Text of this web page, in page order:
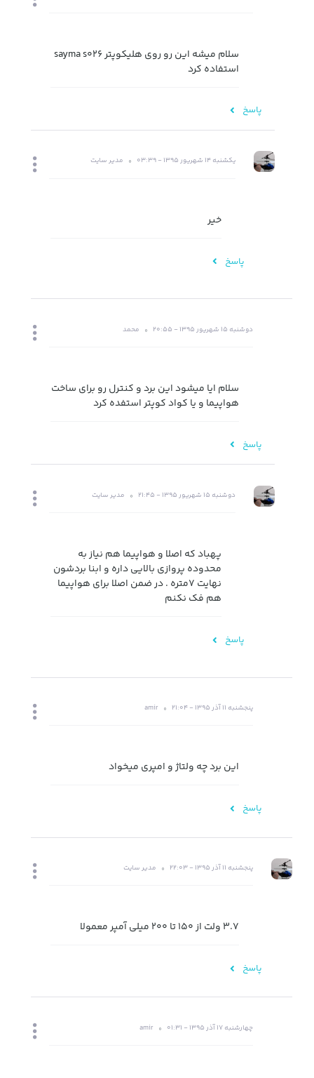
سلام میشه این رو روی هلیکوپتر sayma s026
استفاده کرد
پاسخ
یکشنبه 14 شهریور 1395 - 03:39 مدیر سایت
خیر
پاسخ
دوشنبه 15 شهریور 1395 - 20:55 محمد
سلام ایا میشود این برد و کنترل رو برای ساخت
هواپیما و یا کواد کوپتر استفده کرد
پاسخ
دوشنبه 15 شهریور 1395 - 21:45 مدیر سایت
پهباد که اصلا و هواپیما هم نیاز به
محدوده پروازی بالایی داره و ابنا بردشون
نهایت 7متره . در ضمن اصلا برای هواپیما
هم فک نکنم
پاسخ
پنجشنبه 11 آذر 1395 - 21:04 amir
این برد چه ولتاژ و امپری میخواد
پاسخ
پنجشنبه 11 آذر 1395 - 22:03 مدیر سایت
3.7 ولت از 150 تا 200 میلی آمپر معمولا
پاسخ
چهارشنبه 17 آذر 1395 - 01:31 amir